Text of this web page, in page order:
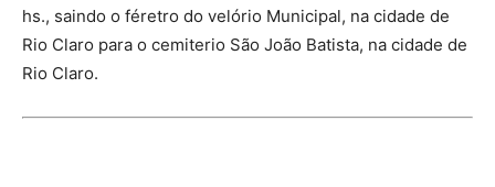
hs., saindo o féretro do velório Municipal, na cidade de
Rio Claro para o cemiterio São João Batista, na cidade de
Rio Claro.